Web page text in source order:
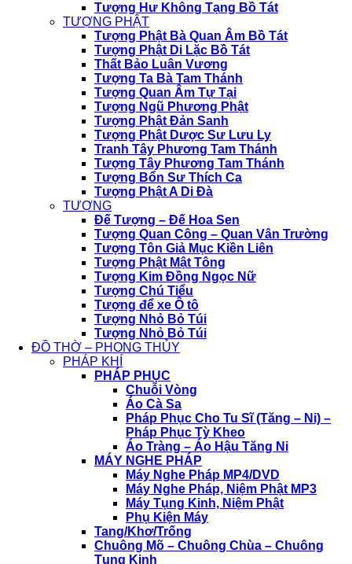
Tượng Hư Không Tạng Bồ Tát
TƯỢNG PHẬT
Tượng Phật Bà Quan Âm Bồ Tát
Tượng Phật Di Lặc Bồ Tát
Thất Bảo Luân Vương
Tượng Ta Bà Tam Thánh
Tượng Quan Âm Tự Tại
Tượng Ngũ Phương Phật
Tượng Phật Đản Sanh
Tượng Phật Dược Sư Lưu Ly
Tranh Tây Phương Tam Thánh
Tượng Tây Phương Tam Thánh
Tượng Bổn Sư Thích Ca
Tượng Phật A Di Đà
TƯỢNG
Đế Tượng – Đế Hoa Sen
Tượng Quan Công – Quan Vân Trường
Tượng Tôn Giả Mục Kiền Liên
Tượng Phật Mật Tông
Tượng Kim Đồng Ngọc Nữ
Tượng Chú Tiểu
Tượng để xe Ô tô
Tượng Nhỏ Bỏ Túi
Tượng Nhỏ Bỏ Túi
ĐỒ THỜ – PHONG THỦY
PHÁP KHÍ
PHÁP PHỤC
Chuỗi Vòng
Áo Cà Sa
Pháp Phục Cho Tu Sĩ (Tăng – Ni) –
Pháp Phục Tỳ Kheo
Áo Tràng – Áo Hậu Tăng Ni
MÁY NGHE PHÁP
Máy Nghe Pháp MP4/DVD
Máy Nghe Pháp, Niệm Phật MP3
Máy Tụng Kinh, Niệm Phật
Phụ Kiện Máy
Tang/Khơ/Trống
Chuông Mõ – Chuông Chùa – Chuông
Tụng Kinh